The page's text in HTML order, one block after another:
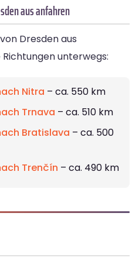
aus anfahren
Dresden aus
unterwegs:
Nitra – ca. 550 km
Trnava – ca. 510 km
Bratislava – ca. 500
Trenčín – ca. 490 km